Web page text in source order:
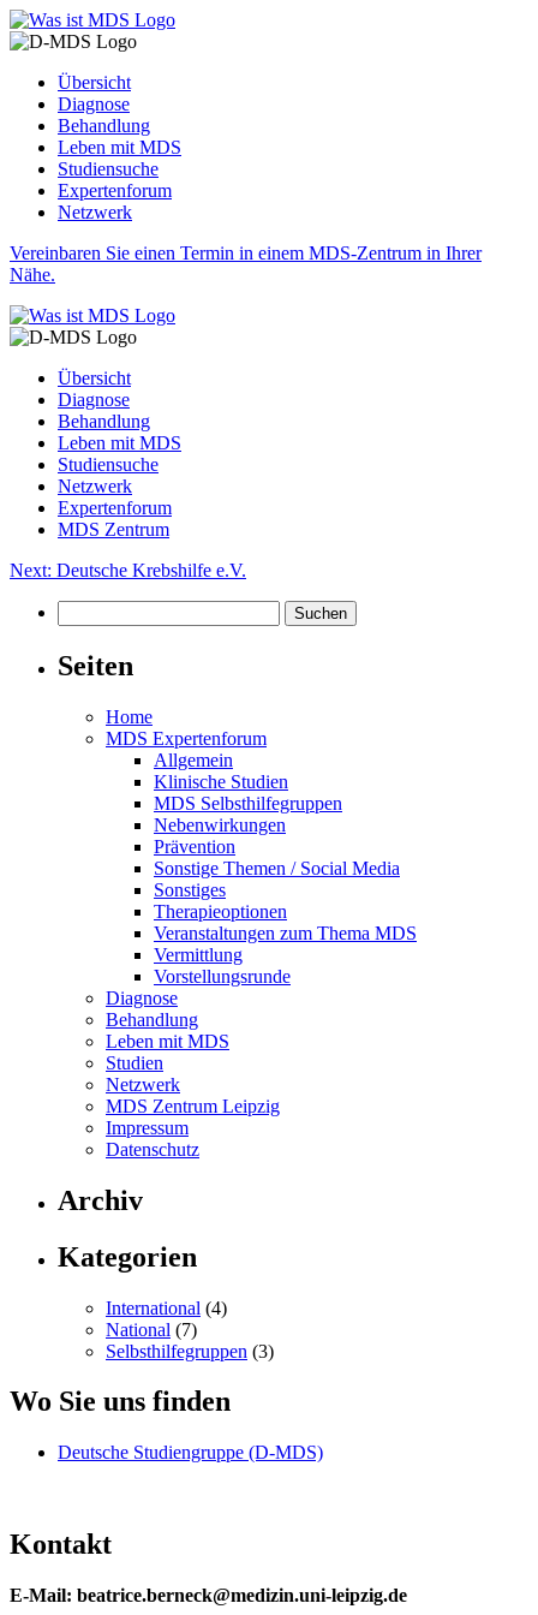
Übersicht
Diagnose
Behandlung
Leben mit MDS
Studiensuche
Expertenforum
Netzwerk
Vereinbaren Sie einen Termin in einem MDS-Zentrum in Ihrer
Nähe.
Übersicht
Diagnose
Behandlung
Leben mit MDS
Studiensuche
Netzwerk
Expertenforum
MDS Zentrum
Beitragsnavigation
Next: Deutsche Krebshilfe e.V.
nach:
Seiten
Home
MDS Expertenforum
Allgemein
Klinische Studien
MDS Selbsthilfegruppen
Nebenwirkungen
Prävention
Sonstige Themen / Social Media
Sonstiges
Therapieoptionen
Veranstaltungen zum Thema MDS
Vermittlung
Vorstellungsrunde
Diagnose
Behandlung
Leben mit MDS
Studien
Netzwerk
MDS Zentrum Leipzig
Impressum
Datenschutz
Archiv
Kategorien
International (4)
National (7)
Selbsthilfegruppen (3)
Wo Sie uns finden
Deutsche Studiengruppe (D-MDS)
Kontakt
E-Mail: beatrice.berneck@medizin.uni-leipzig.de